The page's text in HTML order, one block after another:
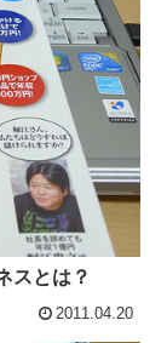
スとは？
2011.04.20